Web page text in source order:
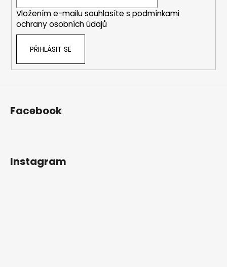
Vložením e-mailu souhlasíte s podmínkami
ochrany osobních údajů
PŘIHLÁSIT SE
Facebook
Instagram